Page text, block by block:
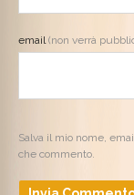
email(non verrà
Salva il mio nome,
che commento.